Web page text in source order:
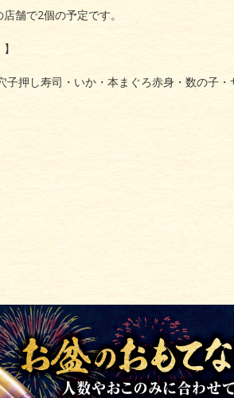
舗で2個の予定です。
】
押し寿司・いか・本まぐろ赤身・数の子・